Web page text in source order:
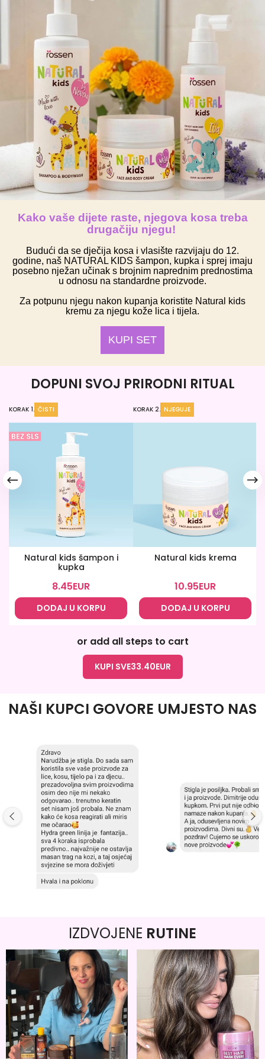
Kako vaše dijete raste, njegova kosa treba
drugačiju njegu!
Budući da se dječija kosa i vlasište razvijaju do 12.
godine, naš NATURAL KIDS šampon, kupka i sprej imaju
posebno nježan učinak s brojnim naprednim prednostima
u odnosu na standardne proizvode.
Za potpunu njegu nakon kupanja koristite Natural kids
kremu za njegu kože lica i tijela.
KUPI SET
DOPUNI SVOJ PRIRODNI RITUAL
KORAK 1. ČISTI
Natural kids šampon i
kupka
8.45EUR
DODAJ U KORPU
KORAK 2. NJEGUJE
Natural kids krema
10.95EUR
DODAJ U KORPU
or add all steps to cart
KUPI SVE33.40EUR
NAŠI KUPCI GOVORE UMJESTO NAS
IZDVOJENE RUTINE